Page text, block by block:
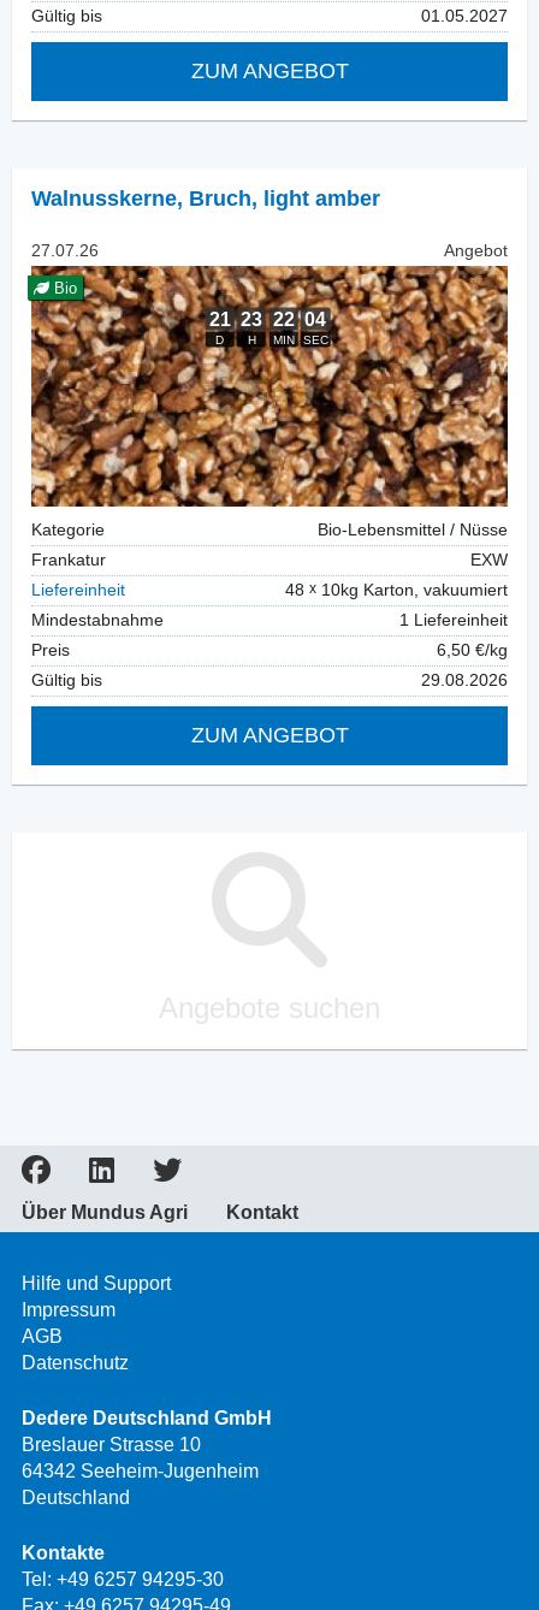
Gültig bis
01.05.2027
ZUM ANGEBOT
Walnusskerne, Bruch, light amber
27.07.26 Angebot
Bio
Kategorie
Bio-Lebensmittel / Nüsse
Frankatur
EXW
Liefereinheit
48
10kg Karton, vakuumiert
Mindestabnahme
1 Liefereinheit
Preis
6,50 €/kg
Gültig bis
29.08.2026
ZUM ANGEBOT
Angebote suchen
Über Mundus Agri Kontakt
Hilfe und Support
Impressum
AGB
Datenschutz
Dedere Deutschland GmbH
Breslauer Strasse 10
64342 Seeheim-Jugenheim
Deutschland
Kontakte
Tel: +49 6257 94295-30
Fax: +49 6257 94295-49